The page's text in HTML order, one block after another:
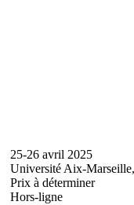
25-26 avril 2025
Université Aix-
Prix à déterminer
Hors-ligne